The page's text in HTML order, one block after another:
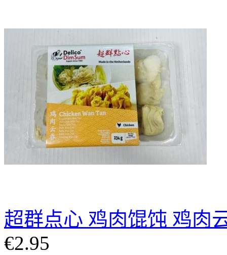
超群点心 鸡肉馄饨 鸡肉
€2.95